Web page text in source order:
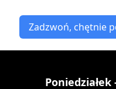
Zadzwoń, chętnie